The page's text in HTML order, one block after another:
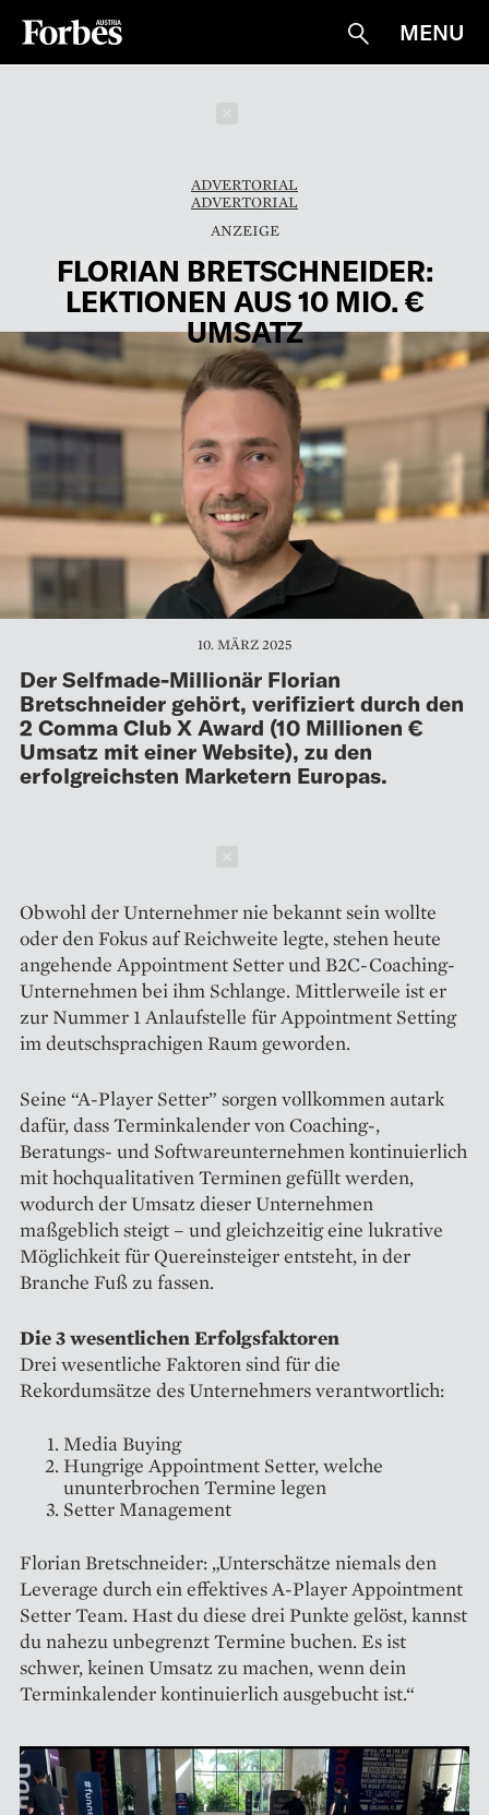
Suche
MENU
ADVERTORIAL
ADVERTORIAL
FLORIAN BRETSCHNEIDER:
LEKTIONEN AUS 10 MIO. €
UMSATZ
10. MÄRZ 2025
Der Selfmade-Millionär Florian
Bretschneider gehört, verifiziert durch den
2 Comma Club X Award (10 Millionen €
Umsatz mit einer Website), zu den
erfolgreichsten Marketern Europas.
Obwohl der Unternehmer nie bekannt sein wollte
oder den Fokus auf Reichweite legte, stehen heute
angehende Appointment Setter und B2C-Coaching-
Unternehmen bei ihm Schlange. Mittlerweile ist er
zur Nummer 1 Anlaufstelle für Appointment Setting
im deutschsprachigen Raum geworden.
Seine “A-Player Setter” sorgen vollkommen autark
dafür, dass Terminkalender von Coaching-,
Beratungs- und Softwareunternehmen kontinuierlich
mit hochqualitativen Terminen gefüllt werden,
wodurch der Umsatz dieser Unternehmen
maßgeblich steigt – und gleichzeitig eine lukrative
Möglichkeit für Quereinsteiger entsteht, in der
Branche Fuß zu fassen.
Die 3 wesentlichen Erfolgsfaktoren
Drei wesentliche Faktoren sind für die
Rekordumsätze des Unternehmers verantwortlich:
Media Buying
Hungrige Appointment Setter, welche
ununterbrochen Termine legen
Setter Management
Florian Bretschneider: „Unterschätze niemals den
Leverage durch ein effektives A-Player Appointment
Setter Team. Hast du diese drei Punkte gelöst, kannst
du nahezu unbegrenzt Termine buchen. Es ist
schwer, keinen Umsatz zu machen, wenn dein
Terminkalender kontinuierlich ausgebucht ist.“